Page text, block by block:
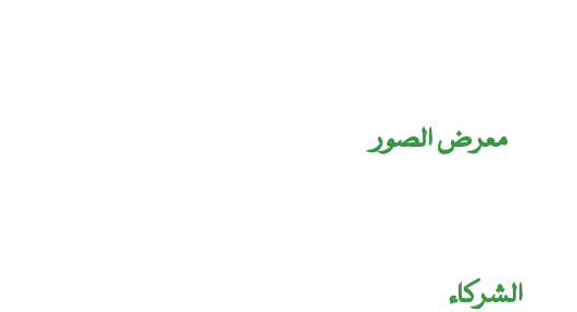
معرض الصور
الشركاء